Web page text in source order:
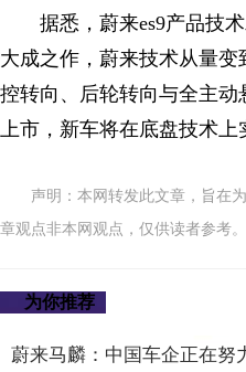
据悉，蔚来es9产品技
大成之作，蔚来技术从量
控转向、后轮转向与全主
上市，新车将在底盘技术上
声明：本网转发此文章，旨在
章观点非本网观点，仅供读者参考。
为你推荐
蔚来马麟：中国车企正在努